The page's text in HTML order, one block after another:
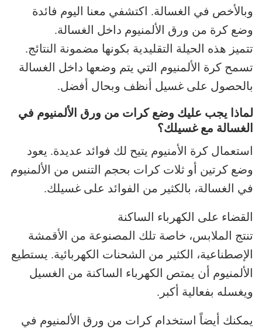
وبالأخص في الغسالة. اكتشفي معنا اليوم فائدة
وضع كرة من ورق الألمنيوم داخل الغسالة.
تتميز هذه الحيلة التقليدية بكونها مضمونة النتائج.
تسمح كرة الألمنيوم التي يتم وضعها داخل الغسالة
بالحصول على غسيل أنظف وبحال أفضل.
لماذا يجب عليك وضع كرات من ورق الألمنيوم في
الغسالة مع غسيلك؟
استعمال كرة الأمنيوم يتيح لك فوائد عديدة. يعود
وضع كرتين أو ثلات كرات بحجم التنس من الألمنيوم
في الغسالة، بالكثير من الفوائد على غسيلك.
القضاء على الكهرباء الساكنة
تنتج الملابس، خاصة تلك المصنوعة من الأقمشة
الإصطناعية، الكثير من الشحنات الكهربائية. يستطيع
الألمنيوم أن يمتص الكهرباء الساكنة من الغسيل
ويغسله بفعالية أكبر.
يمكنك أيضاً استخدام كرات من ورق الألمنيوم في